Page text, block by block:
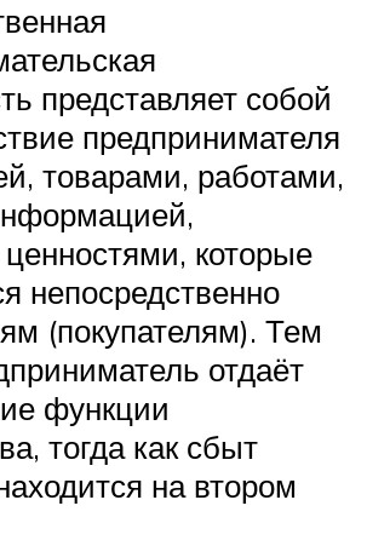
представляет собой
предпринимателя
товарами, работами,
которые
непосредственно
(покупателям). Тем
отдаёт
функции
тогда как сбыт
на втором